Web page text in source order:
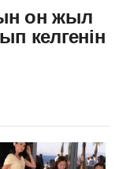
он жыл
келгенін